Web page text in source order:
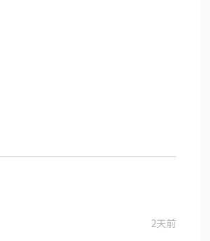
2天前